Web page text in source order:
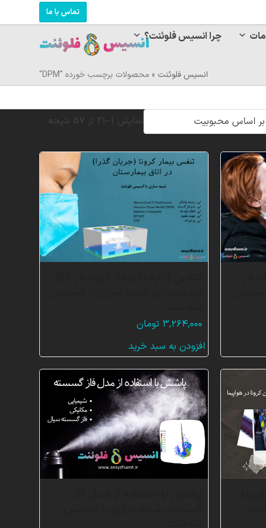
تماس با ما
چرا انسیس فلوئنت؟
انسیس فلوئنت » محصولات برچسب خورده "DPM"
نمایش 1–21 از 57 نتیجه
Sorted
۳,۲۶۴,۰۰۰ تومان
افزودن به سبد خرید